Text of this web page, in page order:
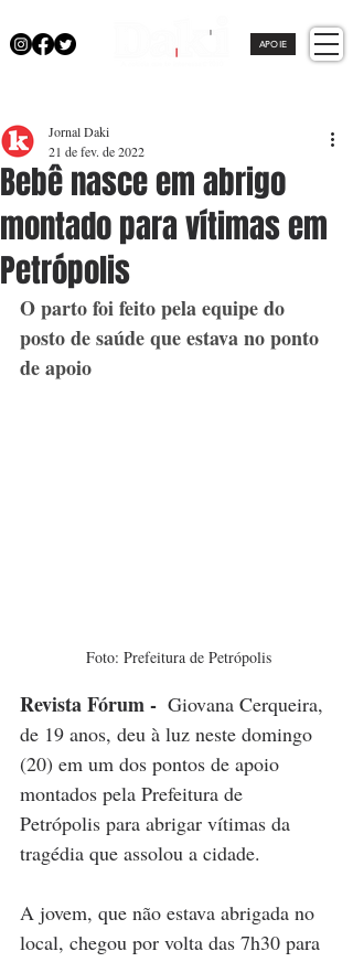
APOIE
Bebê nasce em abrigo
montado para vítimas em
Petrópolis
Jornal Daki
21 de fev. de 2022
O parto foi feito pela equipe do
posto de saúde que estava no ponto
de apoio
Foto: Prefeitura de Petrópolis
Revista Fórum - Giovana Cerqueira,
de 19 anos, deu à luz neste domingo
(20) em um dos pontos de apoio
montados pela Prefeitura de
Petrópolis para abrigar vítimas da
tragédia que assolou a cidade.
A jovem, que não estava abrigada no
local, chegou por volta das 7h30 para